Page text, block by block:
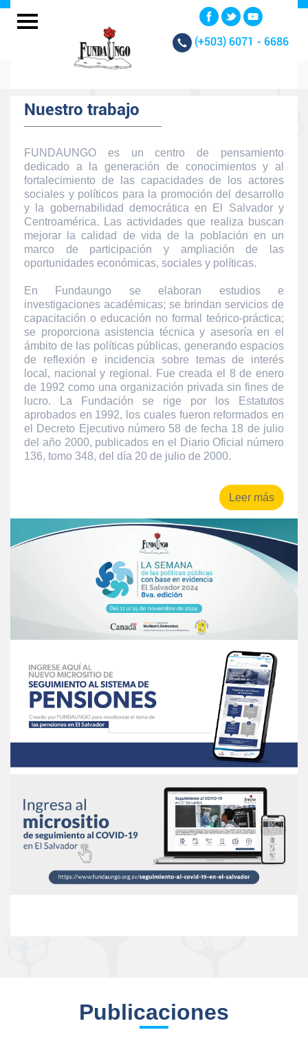
(+503) 6071 - 6686
Nuestro trabajo
FUNDAUNGO es un centro de pensamiento
dedicado a la generación de conocimientos y al
fortalecimiento de las capacidades de los actores
sociales y políticos para la promoción del desarrollo
y la gobernabilidad democrática en El Salvador y
Centroamérica. Las actividades que realiza buscan
mejorar la calidad de vida de la población en un
marco de participación y ampliación de las
oportunidades económicas, sociales y políticas.
En Fundaungo se elaboran estudios e
investigaciones académicas; se brindan servicios de
capacitación o educación no formal teórico-práctica;
se proporciona asistencia técnica y asesoría en el
ámbito de las políticas públicas, generando espacios
de reflexión e incidencia sobre temas de interés
local, nacional y regional. Fue creada el 8 de enero
de 1992 como una organización privada sin fines de
lucro. La Fundación se rige por los Estatutos
aprobados en 1992, los cuales fueron reformados en
el Decreto Ejecutivo número 58 de fecha 18 de julio
del año 2000, publicados en el Diario Oficial número
136, tomo 348, del día 20 de julio de 2000.
Leer más
Publicaciones